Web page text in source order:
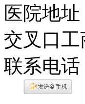
医院地
交叉口工
联系电话